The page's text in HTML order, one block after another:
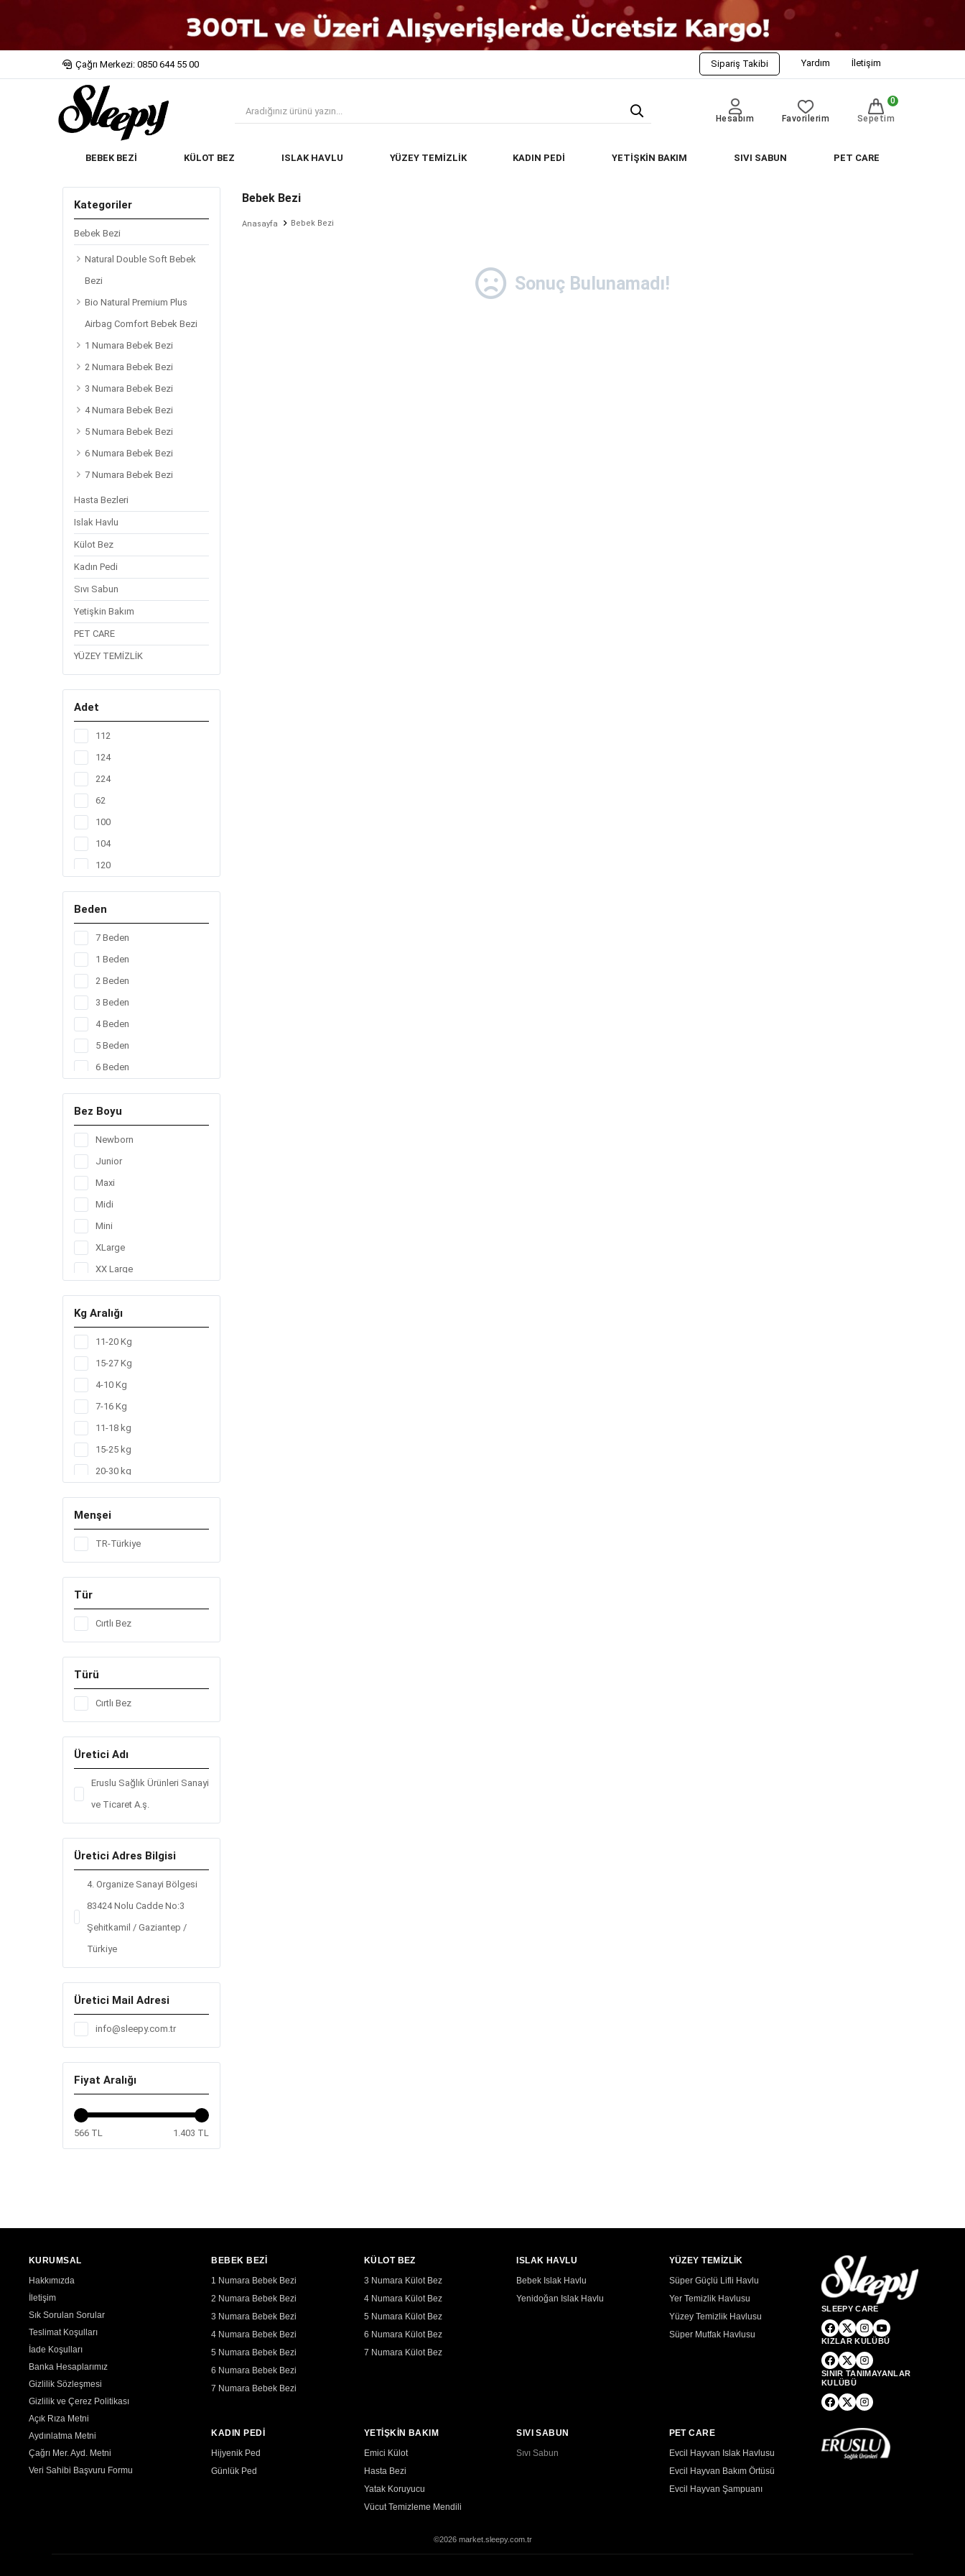
Çağrı Merkezi: 0850 644 55 00 Sipariş Takibi Yardım İletişim
Hesabım Favorilerim Sepetim
0
BEBEK BEZİ KÜLOT BEZ ISLAK HAVLU YÜZEY TEMİZLİK KADIN PEDİ YETİŞKİN BAKIM SIVI SABUN PET CARE
Kategoriler
Bebek Bezi
Natural Double Soft Bebek
Bezi
Bio Natural Premium Plus
Airbag Comfort Bebek Bezi
1 Numara Bebek Bezi
2 Numara Bebek Bezi
3 Numara Bebek Bezi
4 Numara Bebek Bezi
5 Numara Bebek Bezi
6 Numara Bebek Bezi
7 Numara Bebek Bezi
Hasta Bezleri
Islak Havlu
Külot Bez
Kadın Pedi
Sıvı Sabun
Yetişkin Bakım
PET CARE
YÜZEY TEMİZLİK
Adet
112
124
224
62
100
104
120
136
256
48
56
64
78
80
84
96
Beden
7 Beden
1 Beden
2 Beden
3 Beden
4 Beden
5 Beden
6 Beden
Bez Boyu
Newborn
Junior
Maxi
Midi
Mini
XLarge
XX Large
Kg Aralığı
11-20 Kg
15-27 Kg
4-10 Kg
7-16 Kg
11-18 kg
15-25 kg
20-30 kg
3-6 kg
Menşei
TR-Türkiye
Tür
Cırtlı Bez
Türü
Cırtlı Bez
Üretici Adı
Eruslu Sağlık Ürünleri Sanayi
ve Ticaret A.ş.
Üretici Adres Bilgisi
4. Organize Sanayi Bölgesi
83424 Nolu Cadde No:3
Şehitkamil / Gaziantep /
Türkiye
Üretici Mail Adresi
info@sleepy.com.tr
Fiyat Aralığı
566 TL 1.403 TL
Bebek Bezi
Anasayfa Bebek Bezi
Sonuç Bulunamadı!
KURUMSAL
Hakkımızda
İletişim
Sık Sorulan Sorular
Teslimat Koşulları
İade Koşulları
Banka Hesaplarımız
Gizlilik Sözleşmesi
Gizlilik ve Çerez Politikası
Açık Rıza Metni
Aydınlatma Metni
Çağrı Mer. Ayd. Metni
Veri Sahibi Başvuru Formu
BEBEK BEZİ
1 Numara Bebek Bezi
2 Numara Bebek Bezi
3 Numara Bebek Bezi
4 Numara Bebek Bezi
5 Numara Bebek Bezi
6 Numara Bebek Bezi
7 Numara Bebek Bezi
KÜLOT BEZ
3 Numara Külot Bez
4 Numara Külot Bez
5 Numara Külot Bez
6 Numara Külot Bez
7 Numara Külot Bez
ISLAK HAVLU
Bebek Islak Havlu
Yenidoğan Islak Havlu
YÜZEY TEMİZLİK
Süper Güçlü Lifli Havlu
Yer Temizlik Havlusu
Yüzey Temizlik Havlusu
Süper Mutfak Havlusu
KADIN PEDİ
Hijyenik Ped
Günlük Ped
YETİŞKİN BAKIM
Emici Külot
Hasta Bezi
Yatak Koruyucu
Vücut Temizleme Mendili
SIVI SABUN
Sıvı Sabun
PET CARE
Evcil Hayvan Islak Havlusu
Evcil Hayvan Bakım Örtüsü
Evcil Hayvan Şampuanı
SLEEPY CARE
KIZLAR KULÜBÜ
SINIR TANIMAYANLAR
KULÜBÜ
©2026 market.sleepy.com.tr